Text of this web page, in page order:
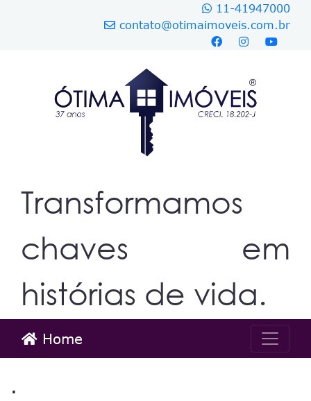
11-41947000
contato@otimaimoveis.com.br
Transformamos
chaves em
histórias de vida.
Home
.